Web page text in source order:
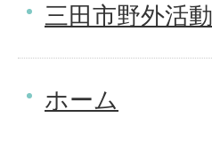
三田市野外活
ホーム